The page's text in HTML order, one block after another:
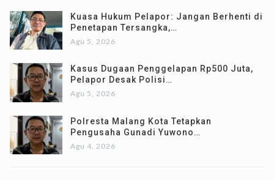
Kuasa Hukum Pelapor: Jangan Berhenti di
Penetapan Tersangka,…
Agu 5, 2026
Kasus Dugaan Penggelapan Rp500 Juta,
Pelapor Desak Polisi…
Agu 5, 2026
Polresta Malang Kota Tetapkan
Pengusaha Gunadi Yuwono…
Agu 4, 2026